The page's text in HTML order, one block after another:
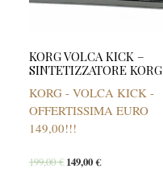
KORG VOLCA KICK –
SINTETIZZATORE KORG
KORG - VOLCA KICK -
OFFERTISSIMA EURO
149,00!!!
199,00€ 149,00€